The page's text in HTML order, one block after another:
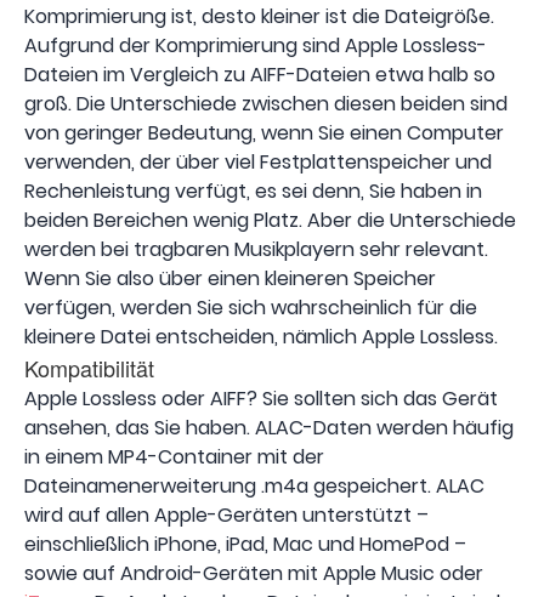
Komprimierung ist, desto kleiner ist die Dateigröße.
Aufgrund der Komprimierung sind Apple Lossless-
Dateien im Vergleich zu AIFF-Dateien etwa halb so
groß. Die Unterschiede zwischen diesen beiden sind
von geringer Bedeutung, wenn Sie einen Computer
verwenden, der über viel Festplattenspeicher und
Rechenleistung verfügt, es sei denn, Sie haben in
beiden Bereichen wenig Platz. Aber die Unterschiede
werden bei tragbaren Musikplayern sehr relevant.
Wenn Sie also über einen kleineren Speicher
verfügen, werden Sie sich wahrscheinlich für die
kleinere Datei entscheiden, nämlich Apple Lossless.
Kompatibilität
Apple Lossless oder AIFF? Sie sollten sich das Gerät
ansehen, das Sie haben. ALAC-Daten werden häufig
in einem MP4-Container mit der
Dateinamenerweiterung .m4a gespeichert. ALAC
wird auf allen Apple-Geräten unterstützt –
einschließlich iPhone, iPad, Mac und HomePod –
sowie auf Android-Geräten mit Apple Music oder